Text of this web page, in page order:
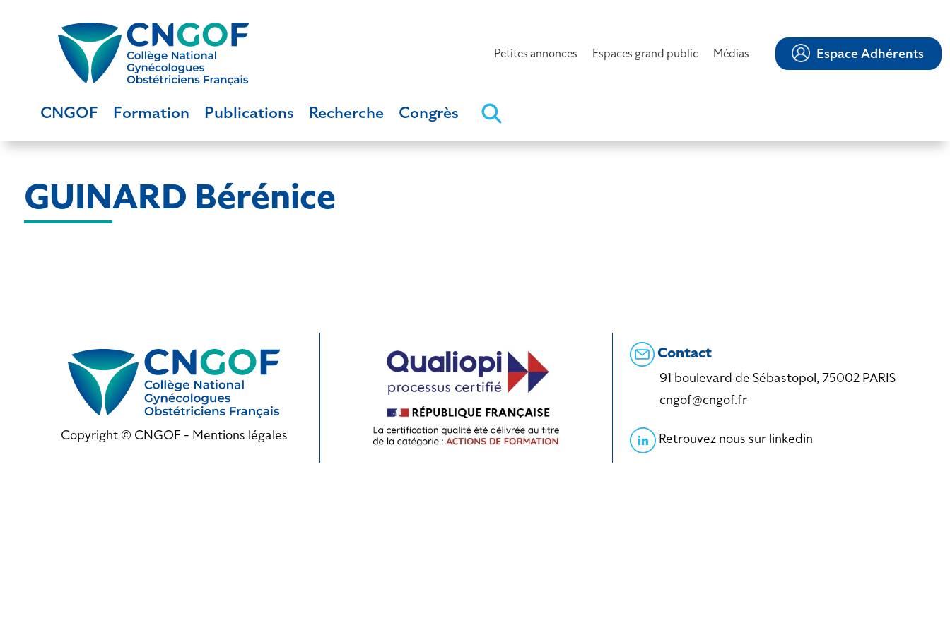
Petites annonces Espaces grand public Médias Espace Adhérents
CNGOF Formation Publications Recherche Congrès
GUINARD Bérénice
Copyright © CNGOF - Mentions légales
Contact
91 boulevard de Sébastopol, 75002 PARIS
cngof@cngof.fr
Retrouvez nous sur linkedin